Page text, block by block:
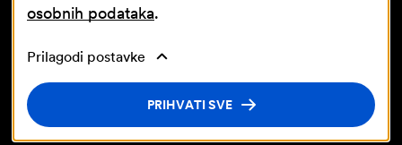
Nastavna baza Sveučilišta u Rijeci
© Jadran-galenski laboratorij d.d. JGL d.d.
osobnih podataka.
Prilagodi postavke
PRIHVATI SVE